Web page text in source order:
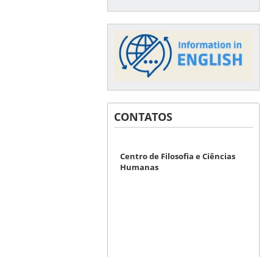
CONTATOS
Centro de Filosofia e Ciências
Humanas